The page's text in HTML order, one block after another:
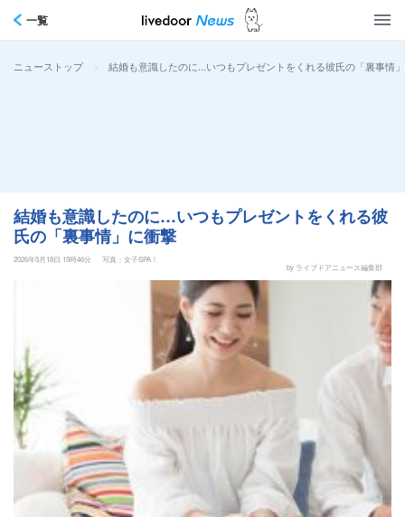
一覧
ニューストップ > 結婚も意識したのに…いつもプレゼントをくれる彼氏の「裏事情
結婚も意識したのに…いつもプレゼントをくれる彼
氏の「裏事情」に衝撃
2026年5月18日 15時46分
写真：女子SPA！
by ライブドアニュース編集部